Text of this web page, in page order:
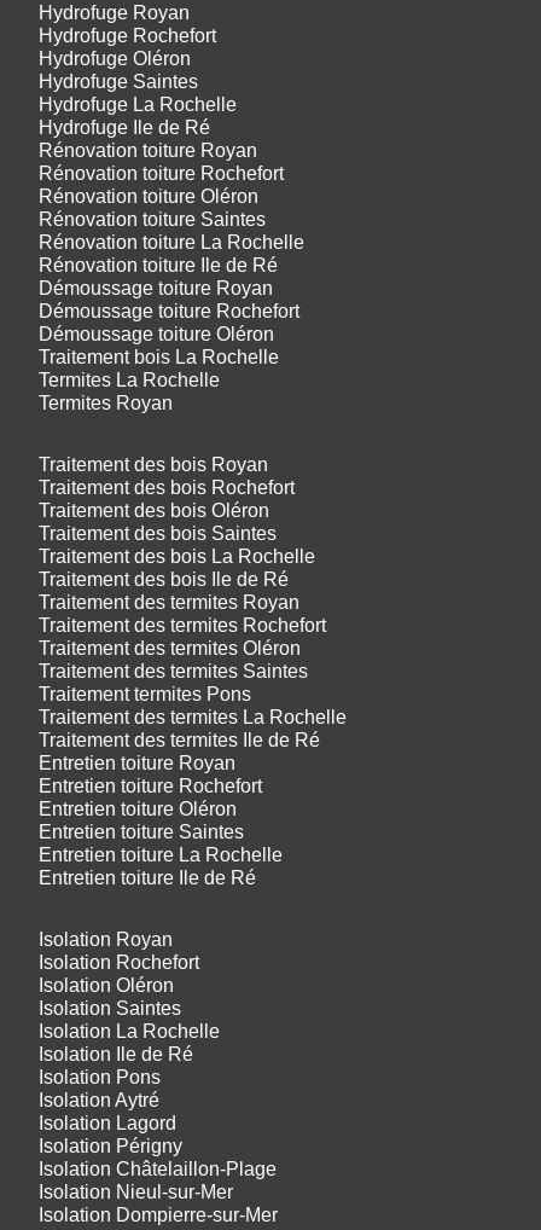
Hydrofuge Royan
Hydrofuge Rochefort
Hydrofuge Oléron
Hydrofuge Saintes
Hydrofuge La Rochelle
Hydrofuge Ile de Ré
Rénovation toiture Royan
Rénovation toiture Rochefort
Rénovation toiture Oléron
Rénovation toiture Saintes
Rénovation toiture La Rochelle
Rénovation toiture Ile de Ré
Démoussage toiture Royan
Démoussage toiture Rochefort
Démoussage toiture Oléron
Traitement bois La Rochelle
Termites La Rochelle
Termites Royan
Traitement des bois Royan
Traitement des bois Rochefort
Traitement des bois Oléron
Traitement des bois Saintes
Traitement des bois La Rochelle
Traitement des bois Ile de Ré
Traitement des termites Royan
Traitement des termites Rochefort
Traitement des termites Oléron
Traitement des termites Saintes
Traitement termites Pons
Traitement des termites La Rochelle
Traitement des termites Ile de Ré
Entretien toiture Royan
Entretien toiture Rochefort
Entretien toiture Oléron
Entretien toiture Saintes
Entretien toiture La Rochelle
Entretien toiture Ile de Ré
Isolation Royan
Isolation Rochefort
Isolation Oléron
Isolation Saintes
Isolation La Rochelle
Isolation Ile de Ré
Isolation Pons
Isolation Aytré
Isolation Lagord
Isolation Périgny
Isolation Châtelaillon-Plage
Isolation Nieul-sur-Mer
Isolation Dompierre-sur-Mer